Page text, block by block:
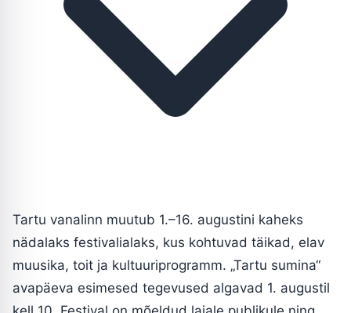
Tartu vanalinn muutub 1.–16. augustini kaheks
nädalaks festivalialaks, kus kohtuvad täikad, elav
muusika, toit ja kultuuriprogramm. „Tartu sumina“
avapäeva esimesed tegevused algavad 1. augustil